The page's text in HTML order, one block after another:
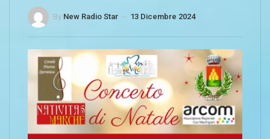
By New Radio Star -- 13 Dicembre 2024